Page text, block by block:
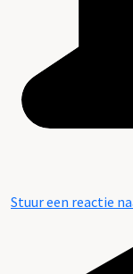
Stuur een reactie